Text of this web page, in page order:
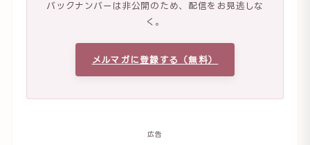
バックナンバーは非公開のため、配信をお見逃しな
く。
メルマガに登録する（無料）
広告